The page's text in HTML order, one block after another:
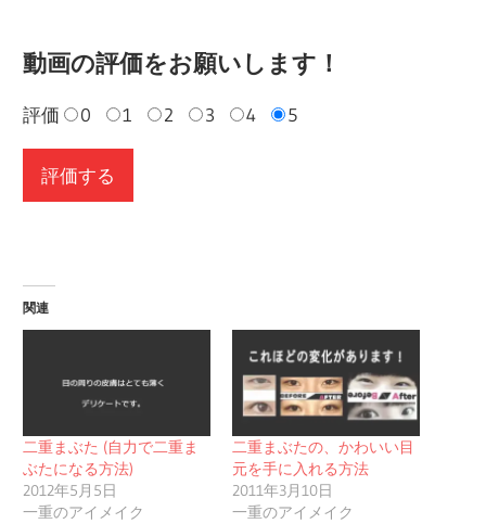
動画の評価をお願いします！
評価 0 1 2 3 4 5
関連
二重まぶた (自力で二重ま
ぶたになる方法)
2012年5月5日
一重のアイメイク
二重まぶたの、かわいい目
元を手に入れる方法
2011年3月10日
一重のアイメイク